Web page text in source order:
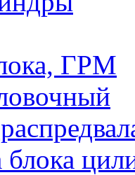
ГРМ
блока